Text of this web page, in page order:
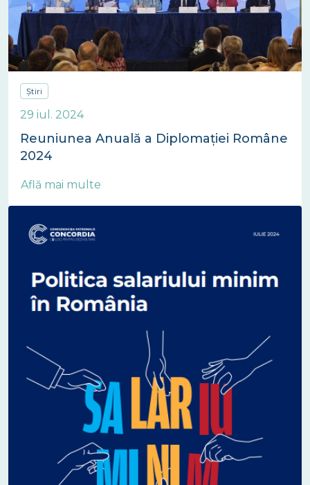
Știri
29 iul. 2024
Reuniunea Anuală a Diplomației Române
2024
Află mai multe